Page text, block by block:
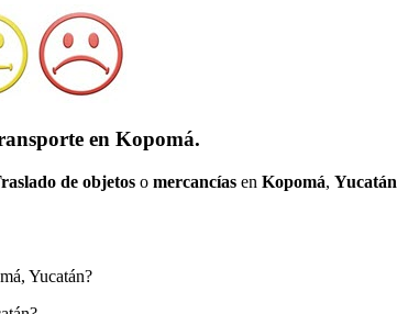
en Kopomá.
de objetos o mercancías en Kopomá, Yucatán
Yucatán?